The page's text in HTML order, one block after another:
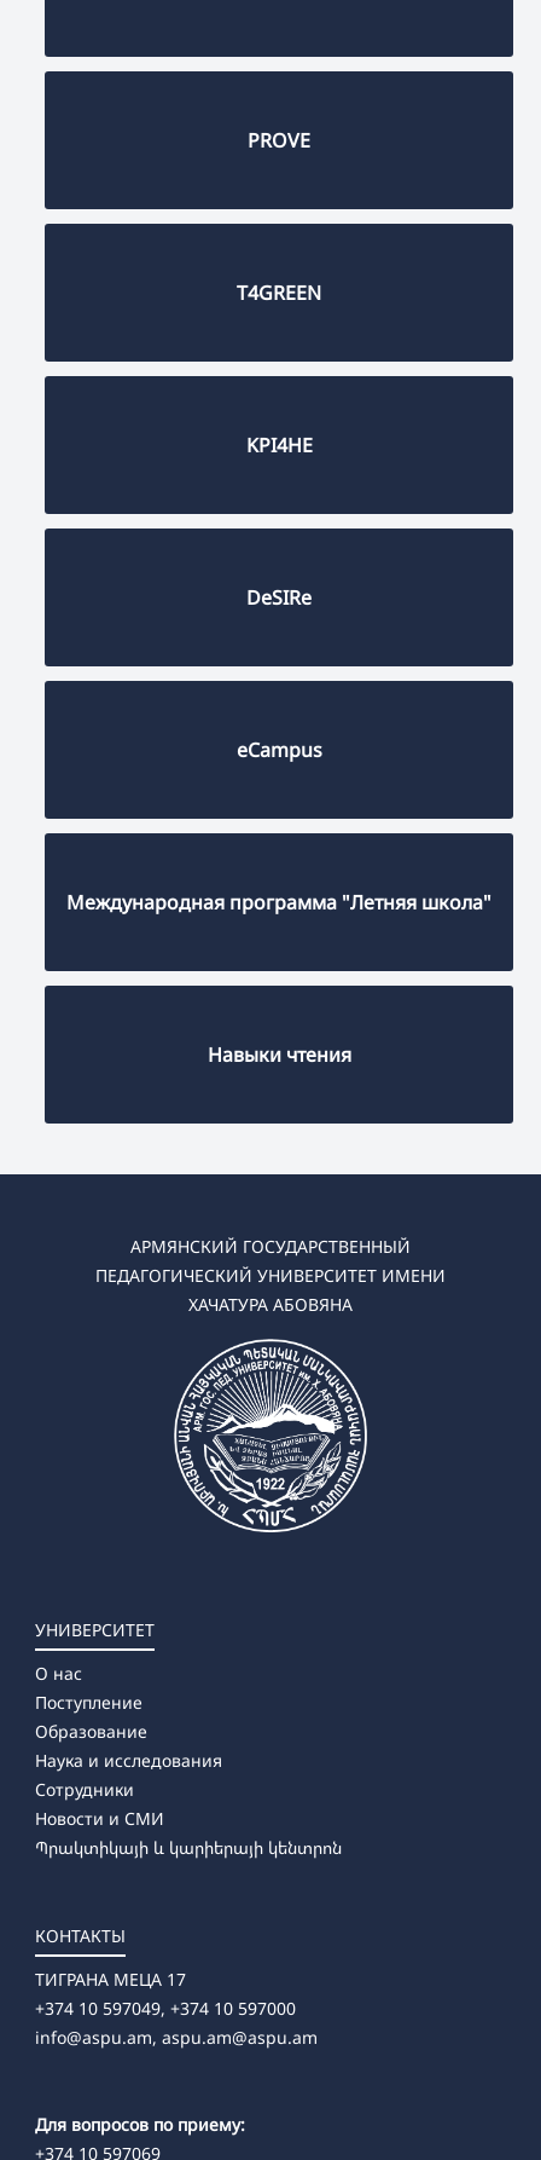
PROVE
T4GREEN
KPI4HE
DeSIRe
eCampus
Международная программа "Летняя школа"
Навыки чтения
АРМЯНСКИЙ ГОСУДАРСТВЕННЫЙ
ПЕДАГОГИЧЕСКИЙ УНИВЕРСИТЕТ ИМЕНИ
ХАЧАТУРА АБОВЯНА
УНИВЕРСИТЕТ
О нас
Поступление
Образование
Наука и исследования
Сотрудники
Новости и СМИ
Պրակտիկայի և կարիերայի կենտրոն
КОНТАКТЫ
ТИГРАНА МЕЦА 17
+374 10 597049, +374 10 597000
info@aspu.am, aspu.am@aspu.am
Для вопросов по приему:
+374 10 597069